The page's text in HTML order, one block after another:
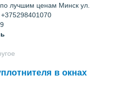
лучшим ценам Минск ул.
в окнах